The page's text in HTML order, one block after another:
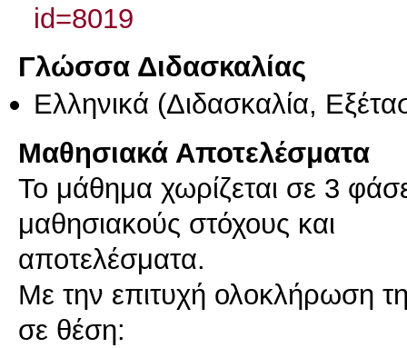
id=8019
Γλώσσα Διδασκαλίας
Ελληνικά (Διδασκαλία,
Μαθησιακά Αποτελέσματα
Το μάθημα χωρίζεται σε 3
μαθησιακούς στόχους και
αποτελέσματα.
Με την επιτυχή ολοκλήρωση
σε θέση: